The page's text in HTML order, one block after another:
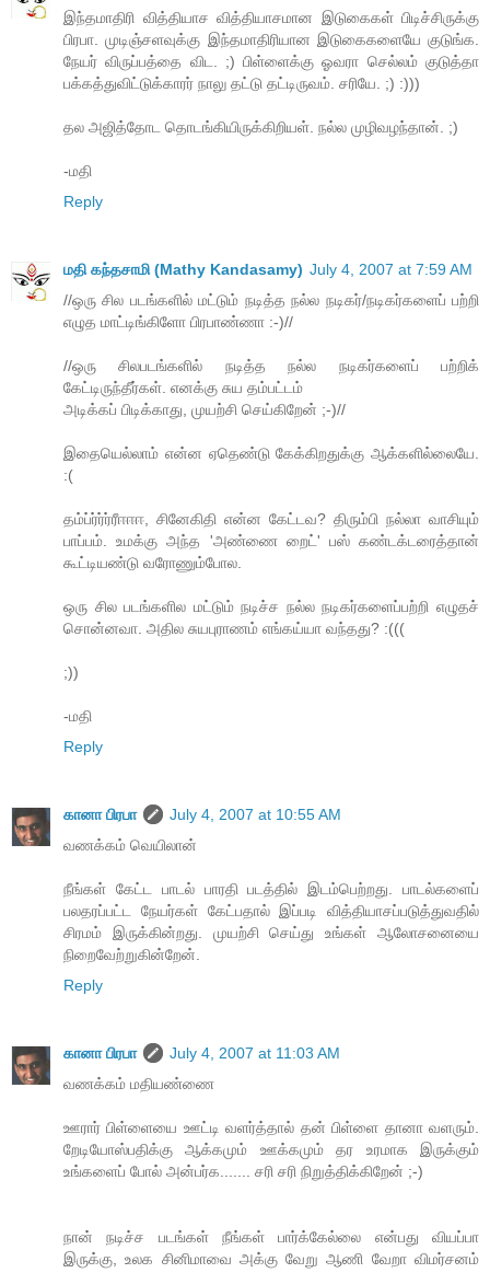
இந்தமாதிரி வித்தியாச வித்தியாசமான இடுகைகள் பிடிச்சிருக்கு
பிரபா. முடிஞ்சளவுக்கு இந்தமாதிரியான இடுகைகளையே குடுங்க.
நேயர் விருப்பத்தை விட. ;) பிள்ளைக்கு ஓவரா செல்லம் குடுத்தா
பக்கத்துவிட்டுக்காரர் நாலு தட்டு தட்டிருவம். சரியே. ;) :)))
தல அஜித்தோட தொடங்கியிருக்கிறியள். நல்ல முழிவழந்தான். ;)
-மதி
Reply
மதி கந்தசாமி (Mathy Kandasamy) July 4, 2007 at 7:59 AM
//ஒரு சில படங்களில் மட்டும் நடித்த நல்ல நடிகர்/நடிகர்களைப் பற்றி
எழுத மாட்டிங்கிளோ பிரபாண்ணா :-)//
//ஒரு சிலபடங்களில் நடித்த நல்ல நடிகர்களைப் பற்றிக்
கேட்டிருந்தீர்கள். எனக்கு சுய தம்பட்டம்
அடிக்கப் பிடிக்காது, முயற்சி செய்கிறேன் ;-)//
இதையெல்லாம் என்ன ஏதெண்டு கேக்கிறதுக்கு ஆக்களில்லையே.
:(
தம்ப்ர்ர்ர்ரீஈஈஈ, சினேகிதி என்ன கேட்டவ? திரும்பி நல்லா வாசியும்
பாப்பம். உமக்கு அந்த 'அண்ணை றைட்' பஸ் கண்டக்டரைத்தான்
கூட்டியண்டு வரோணும்போல.
ஒரு சில படங்களில மட்டும் நடிச்ச நல்ல நடிகர்களைப்பற்றி எழுதச்
சொன்னவா. அதில சுயபுராணம் எங்கய்யா வந்தது? :(((
;))
-மதி
Reply
கானா பிரபா
July 4, 2007 at 10:55 AM
வணக்கம் வெயிலான்
நீங்கள் கேட்ட பாடல் பாரதி படத்தில் இடம்பெற்றது. பாடல்களைப்
பலதரப்பட்ட நேயர்கள் கேட்பதால் இப்படி வித்தியாசப்படுத்துவதில்
சிரமம் இருக்கின்றது. முயற்சி செய்து உங்கள் ஆலோசனையை
நிறைவேற்றுகின்றேன்.
Reply
கானா பிரபா
July 4, 2007 at 11:03 AM
வணக்கம் மதியண்ணை
ஊரார் பிள்ளையை ஊட்டி வளர்த்தால் தன் பிள்ளை தானா வளரும்.
றேடியோஸ்பதிக்கு ஆக்கமும் ஊக்கமும் தர உரமாக இருக்கும்
உங்களைப் போல் அன்பர்க....... சரி சரி நிறுத்திக்கிறேன் ;-)
நான் நடிச்ச படங்கள் நீங்கள் பார்க்கேல்லை என்பது வியப்பா
இருக்கு, உலக சினிமாவை அக்கு வேறு ஆணி வேறா விமர்சனம்